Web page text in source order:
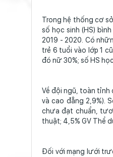
Trong hệ thống cơ
số học sinh (HS)
2019 - 2020. Có
trẻ 6 tuổi vào lớp 1
đó nữ 30%; số HS
Về đội ngũ, toàn tỉnh
và cao đẳng 2,9%).
chưa đạt chuẩn,
thuật; 4,5% GV Thể
Đối với mạng lưới